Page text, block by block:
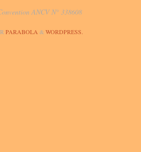
ANCV N° 338608
PARABOLA & WORDPRESS.